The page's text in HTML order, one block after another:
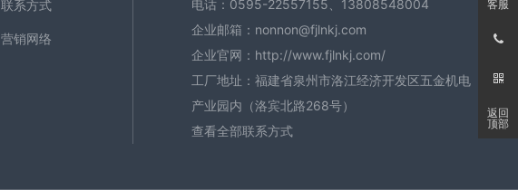
联系方式
营销网络
电话： 0595-22557155
13808548004
企业邮箱： nonnon@fjlnkj.com
企业官网： http://www.fjlnkj.com/
工厂地址：福建省泉州市洛江经济开发区五金机电
产业园内（洛宾北路268号）
查看全部联系方式
客服
返回
顶部